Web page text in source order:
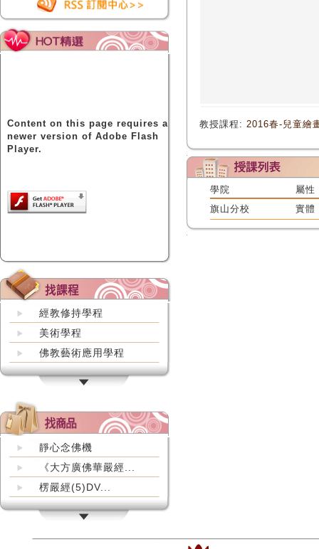
Content on this page requires a
newer version of Adobe Flash
Player.
經教修持學程
美術學程
佛教藝術應用學程
靜心念佛機
《大方廣佛華嚴經...
楞嚴經(5)DV...
教授課程: 2016春-兒童繪
學院
屬性
旗山分校
實體